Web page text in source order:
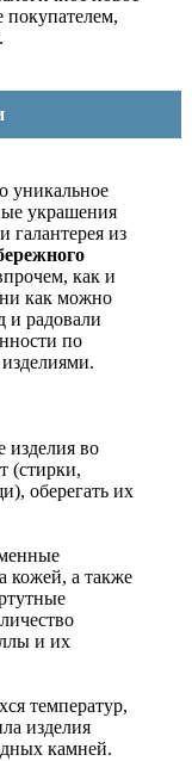
покупателем,
уникальное
украшения
галантерея из
как и
как можно
и радовали
по
изделия во
(стирки,
оберегать их
кожей, а также
и их
температур,
изделия
камней.